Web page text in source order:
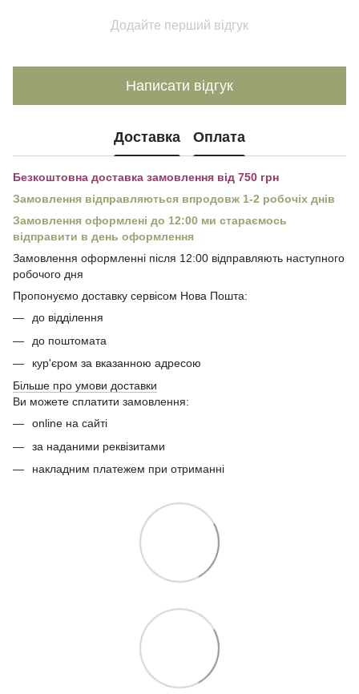
Додайте перший відгук
Написати відгук
Доставка Оплата
Безкоштовна доставка замовлення від 750 грн
Замовлення відправляються впродовж 1-2 робочіх днів
Замовлення оформлені до 12:00 ми стараємось
відправити в день оформлення
Замовлення оформленні після 12:00 відправляють наступного
робочого дня
Пропонуємо доставку сервісом Нова Пошта:
до відділення
до поштомата
кур'єром за вказанною адресою
Більше про умови доставки
Ви можете сплатити замовлення:
online на сайті
за наданими реквізитами
накладним платежем при отриманні